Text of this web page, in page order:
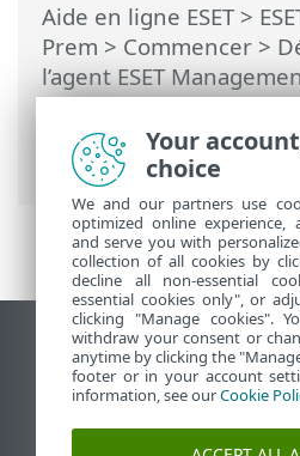
Aide en ligne ESET>
Prem > Commencer >
l’agent ESET
de ESET Management
politique pour
de l'agent ESET
Afficher le site des
End of Life
Base de connaissances
Your
choice
We and our partners use
optimized online experience,
and serve you with
collection of all cookies by
decline all non-essential
essential cookies only", or
clicking "Manage cookies".
withdraw your consent or
anytime by clicking the
footer or in your account
information, see ourCookie